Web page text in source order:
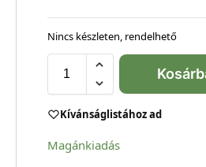
Nincs készleten, rendelhető
Kívánságlistához ad
Magánkiadás